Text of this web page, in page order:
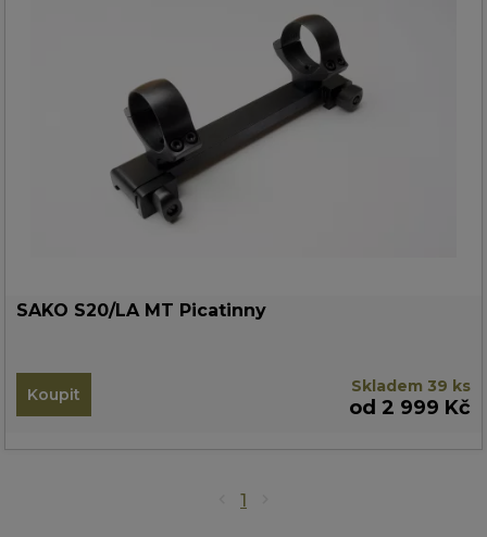
SAKO S20/LA MT Picatinny
Koupit Skladem 39 ks
od 2 999 Kč
1